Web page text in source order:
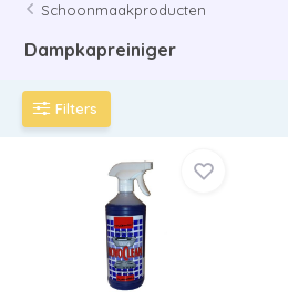
Schoonmaakproducten
Dampkapreiniger
Filters